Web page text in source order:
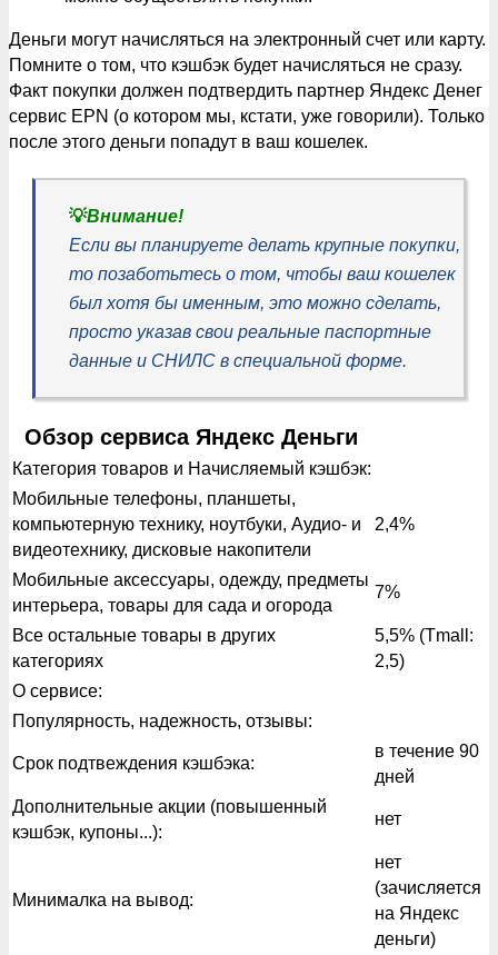
Деньги могут начисляться на электронный счет или карту.
Помните о том, что кэшбэк будет начисляться не сразу.
Факт покупки должен подтвердить партнер Яндекс Денег
сервис EPN (о котором мы, кстати, уже говорили). Только
после этого деньги попадут в ваш кошелек.
💡Внимание!
Если вы планируете делать крупные покупки,
то позаботьтесь о том, чтобы ваш кошелек
был хотя бы именным, это можно сделать,
просто указав свои реальные паспортные
данные и СНИЛС в специальной форме.
Обзор сервиса Яндекс Деньги
Категория товаров и Начисляемый кэшбэк:
Мобильные телефоны, планшеты,
компьютерную технику, ноутбуки, Аудио- и
видеотехнику, дисковые накопители
2,4%
Мобильные аксессуары, одежду, предметы
интерьера, товары для сада и огорода
7%
Все остальные товары в других
категориях
5,5% (Tmall:
2,5)
О сервисе:
Популярность, надежность, отзывы:
Срок подтвеждения кэшбэка:
в течение 90
дней
Дополнительные акции (повышенный
кэшбэк, купоны...):
нет
Минималка на вывод:
нет
(зачисляется
на Яндекс
деньги)